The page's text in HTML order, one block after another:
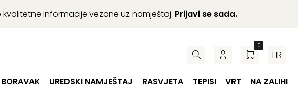
informacije vezane uz namještaj. Prijavi se sada.
0
HR
UREDSKI NAMJEŠTAJ RASVJETA TEPISI VRT NA ZALIHI